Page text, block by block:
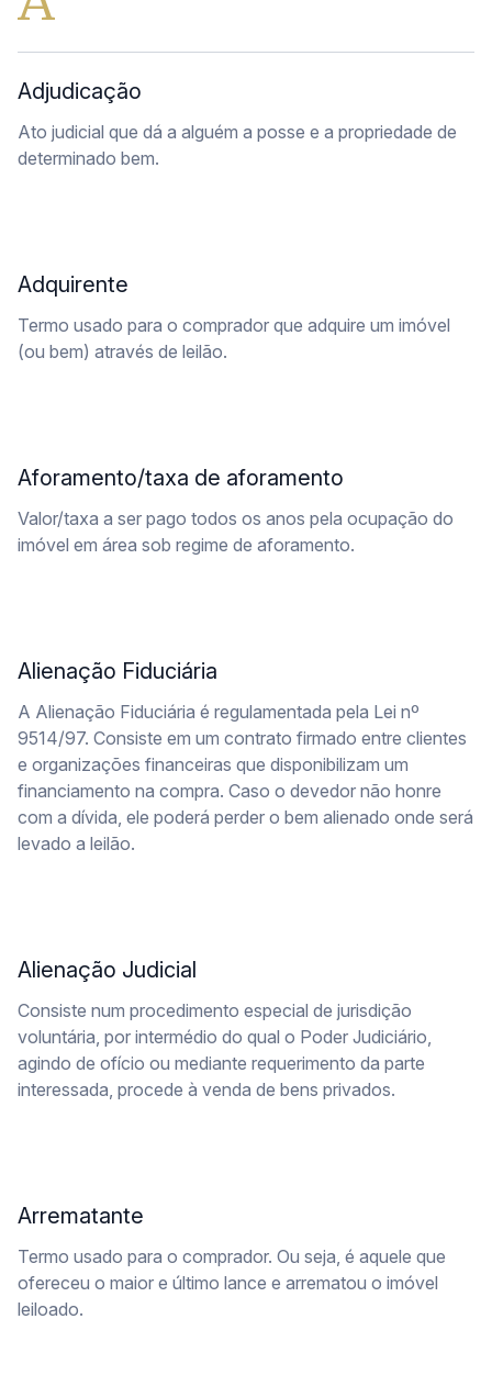
Caminhonetes
Carros
Máquina Varredeira
Motos
Pá Carregadeira
Adjudicação
Ato judicial que dá a alguém a posse e a propriedade de
determinado bem.
Adquirente
Termo usado para o comprador que adquire um imóvel
(ou bem) através de leilão.
Aforamento/taxa de aforamento
Valor/taxa a ser pago todos os anos pela ocupação do
imóvel em área sob regime de aforamento.
Alienação Fiduciária
A Alienação Fiduciária é regulamentada pela Lei nº
9514/97. Consiste em um contrato firmado entre clientes
e organizações financeiras que disponibilizam um
financiamento na compra. Caso o devedor não honre
com a dívida, ele poderá perder o bem alienado onde será
levado a leilão.
Alienação Judicial
Consiste num procedimento especial de jurisdição
voluntária, por intermédio do qual o Poder Judiciário,
agindo de ofício ou mediante requerimento da parte
interessada, procede à venda de bens privados.
Arrematante
Termo usado para o comprador. Ou seja, é aquele que
ofereceu o maior e último lance e arrematou o imóvel
leiloado.